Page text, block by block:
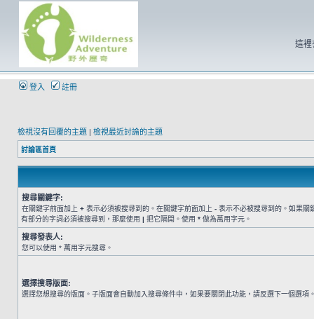
這裡
登入 註冊
檢視沒有回覆的主題 | 檢視最近討論的主題
討論區首頁
搜尋關鍵字:
在關鍵字前面加上 + 表示必須被搜尋到的。在關鍵字前面加上 - 表示不必被搜尋到的。如果關
有部分的字詞必須被搜尋到，那麼使用 | 把它隔開。使用 * 做為萬用字元。
搜尋發表人:
您可以使用 * 萬用字元搜尋。
選擇搜尋版面:
選擇您想搜尋的版面。子版面會自動加入搜尋條件中，如果要關閉此功能，請反選下一個選項